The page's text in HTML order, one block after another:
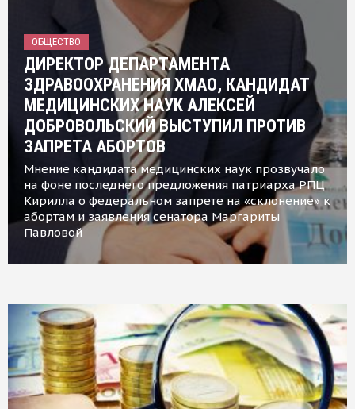
ОБЩЕСТВО
ДИРЕКТОР ДЕПАРТАМЕНТА
ЗДРАВООХРАНЕНИЯ ХМАО, КАНДИДАТ
МЕДИЦИНСКИХ НАУК АЛЕКСЕЙ
ДОБРОВОЛЬСКИЙ ВЫСТУПИЛ ПРОТИВ
ЗАПРЕТА АБОРТОВ
Мнение кандидата медицинских наук прозвучало
на фоне последнего предложения патриарха РПЦ
Кирилла о федеральном запрете на «склонение» к
абортам и заявления сенатора Маргариты
Павловой